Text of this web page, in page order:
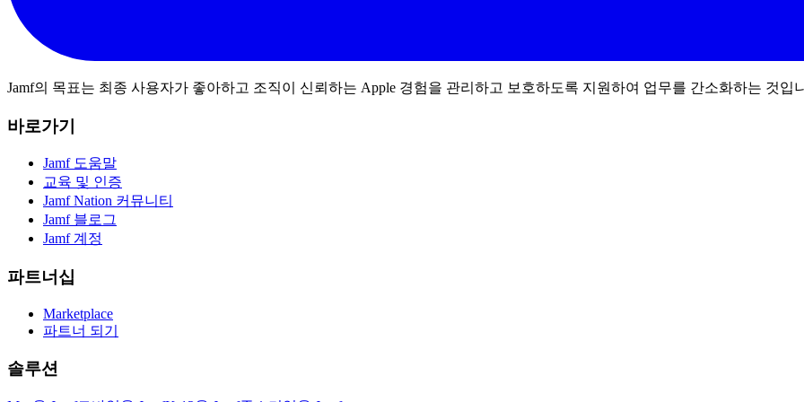
Jamf의 목표는 최종 사용자가 좋아하고 조직이 신뢰하는 Apple 경험을 관리하고 보호하도록 지원하여 업무를 간소화하는 것입
바로가기
Jamf 도움말
교육 및 인증
Jamf Nation 커뮤니티
Jamf 블로그
Jamf 계정
파트너십
Marketplace
파트너 되기
솔루션